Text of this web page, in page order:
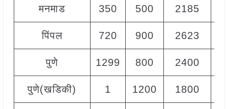
मनमाड 350 500 2185
पिंपल 720 900 2623
पुणे 1299 800 2400
पुणे(खडिकी) 1 1200 1800